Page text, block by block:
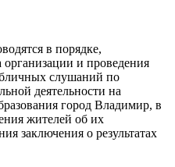
в порядке,
и проведения
слушаний по
деятельности на
город Владимир, в
жителей об их
заключения о результатах